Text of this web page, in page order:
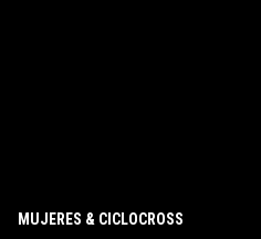
MUJERES & CICLOCROSS